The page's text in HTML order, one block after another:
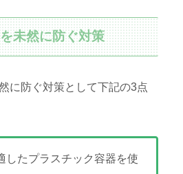
未然に防ぐ対策
に防ぐ対策として下記の3点
したプラスチック容器を使